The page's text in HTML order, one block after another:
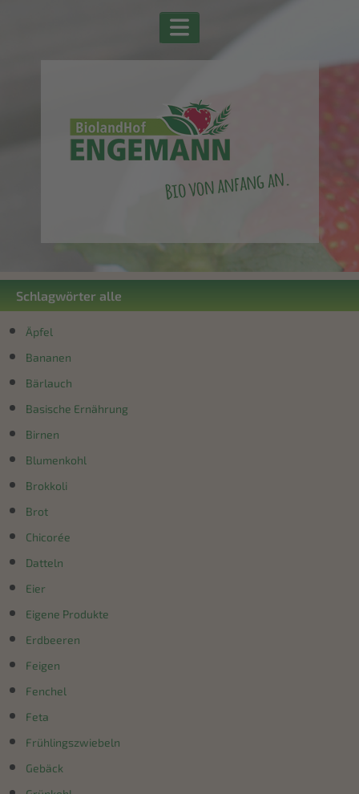
Schlagwörter alle
Äpfel
Bananen
Bärlauch
Basische Ernährung
Birnen
Blumenkohl
Brokkoli
Brot
Chicorée
Datteln
Eier
Eigene Produkte
Erdbeeren
Feigen
Fenchel
Feta
Frühlingszwiebeln
Gebäck